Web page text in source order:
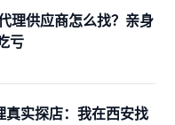
理供应商怎么找？亲身
亏
真实探店：我在西安找